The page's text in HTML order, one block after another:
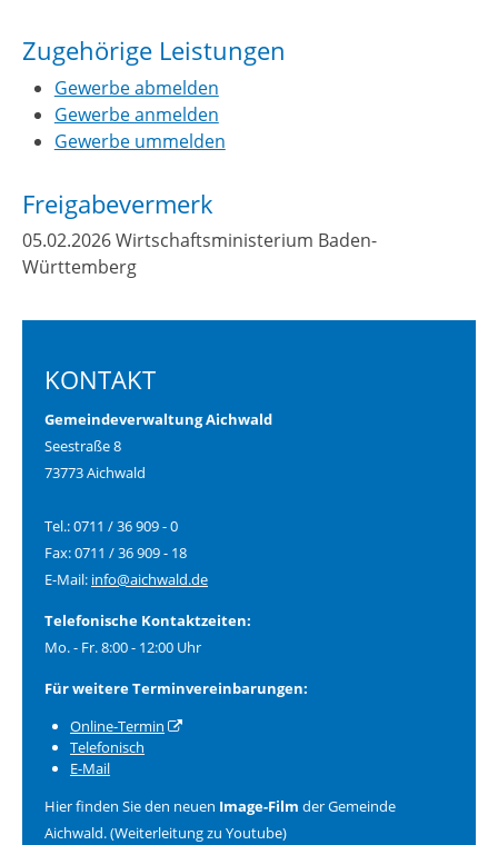
Zugehörige Leistungen
Gewerbe abmelden
Gewerbe anmelden
Gewerbe ummelden
Freigabevermerk
05.02.2026 Wirtschaftsministerium Baden-
Württemberg
KONTAKT
Gemeindeverwaltung Aichwald
Seestraße 8
73773 Aichwald
Tel.: 0711 / 36 909 - 0
Fax: 0711 / 36 909 - 18
E-Mail: info@aichwald.de
Telefonische Kontaktzeiten:
Mo. - Fr. 8:00 - 12:00 Uhr
Für weitere Terminvereinbarungen:
Online-Termin
Telefonisch
E-Mail
Hier finden Sie den neuen Image-Film der Gemeinde
Aichwald. (Weiterleitung zu Youtube)